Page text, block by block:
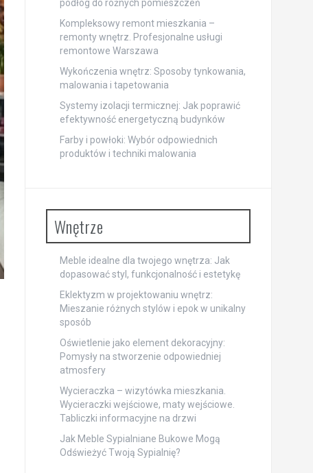
podłóg do różnych pomieszczeń
Kompleksowy remont mieszkania –
remonty wnętrz. Profesjonalne usługi
remontowe Warszawa
Wykończenia wnętrz: Sposoby tynkowania,
malowania i tapetowania
Systemy izolacji termicznej: Jak poprawić
efektywność energetyczną budynków
Farby i powłoki: Wybór odpowiednich
produktów i techniki malowania
Wnętrze
Meble idealne dla twojego wnętrza: Jak
dopasować styl, funkcjonalność i estetykę
Eklektyzm w projektowaniu wnętrz:
Mieszanie różnych stylów i epok w unikalny
sposób
Oświetlenie jako element dekoracyjny:
Pomysły na stworzenie odpowiedniej
atmosfery
Wycieraczka – wizytówka mieszkania.
Wycieraczki wejściowe, maty wejściowe.
Tabliczki informacyjne na drzwi
Jak Meble Sypialniane Bukowe Mogą
Odświeżyć Twoją Sypialnię?